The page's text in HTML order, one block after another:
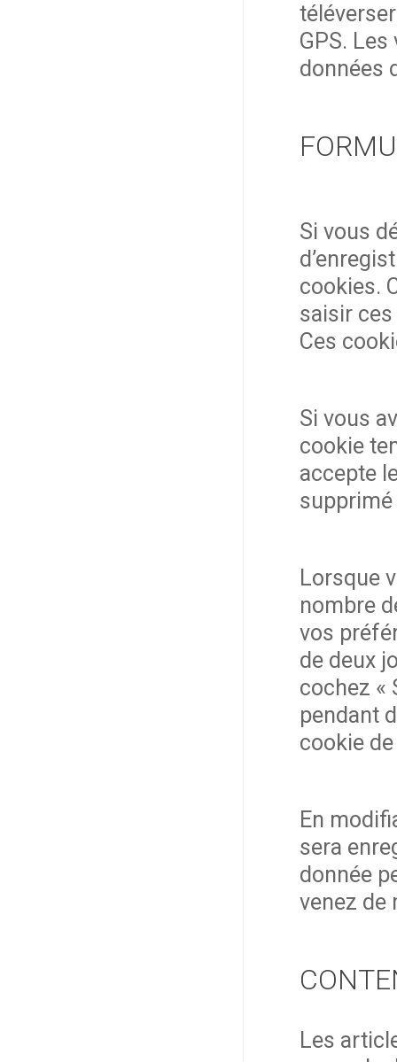
GPS.
données
Si vous
cookies.
saisir
Ces
Si vous
cookie
accepte
Lorsque
nombre
vos
de deux
cochez «
pendant
cookie
En
sera
donnée
venez de
Les